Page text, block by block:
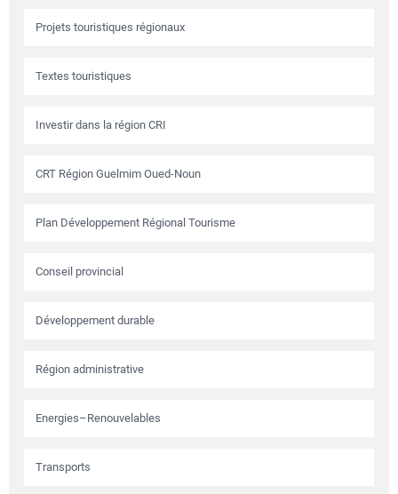
Projets touristiques régionaux
Textes touristiques
Investir dans la région CRI
CRT Région Guelmim Oued-Noun
Plan Développement Régional Tourisme
Conseil provincial
Développement durable
Région administrative
Energies–Renouvelables
Transports